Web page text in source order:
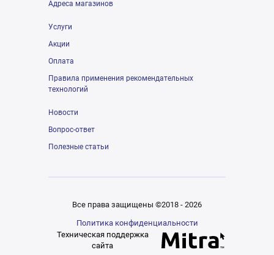
Адреса магазинов
Услуги
Акции
Оплата
Правила применения рекомендательных
технологий
Новости
Вопрос-ответ
Полезные статьи
Все права защищены ©2018 - 2026
Политика конфиденциальности
Техническая поддержка
сайта